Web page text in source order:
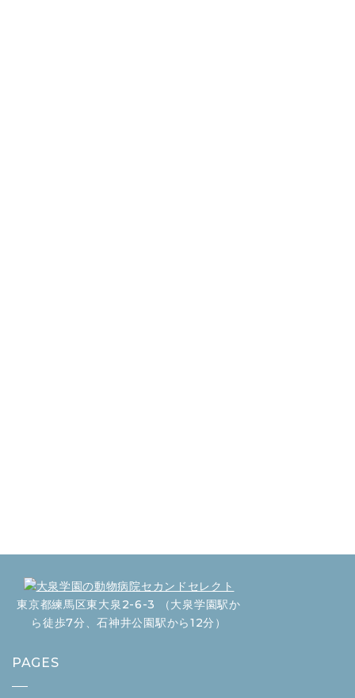
東京都練馬区東大泉2-6-3 （大泉学園駅か
ら徒歩7分、石神井公園駅から12分）
PAGES